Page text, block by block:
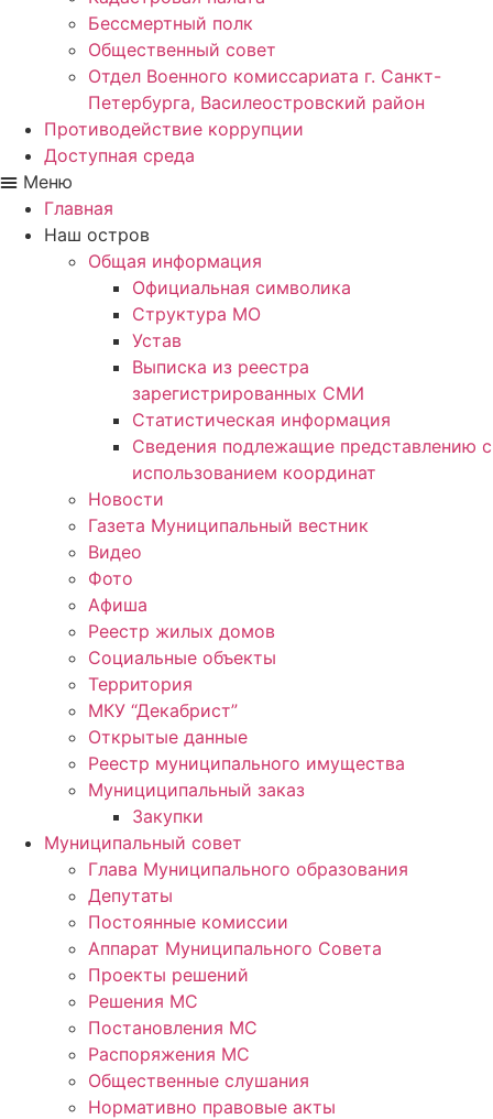
Бессмертный полк
Общественный совет
Отдел Военного комиссариата г. Санкт-
Петербурга, Василеостровский район
Противодействие коррупции
Доступная среда
Меню
Главная
Наш остров
Общая информация
Официальная символика
Структура МО
Устав
Выписка из реестра
зарегистрированных СМИ
Статистическая информация
Сведения подлежащие представлению с
использованием координат
Новости
Газета Муниципальный вестник
Видео
Фото
Афиша
Реестр жилых домов
Социальные объекты
Территория
МКУ “Декабрист”
Открытые данные
Реестр муниципального имущества
Мунициципальный заказ
Закупки
Муниципальный совет
Глава Муниципального образования
Депутаты
Постоянные комиссии
Аппарат Муниципального Совета
Проекты решений
Решения МС
Постановления МС
Распоряжения МС
Общественные слушания
Нормативно правовые акты